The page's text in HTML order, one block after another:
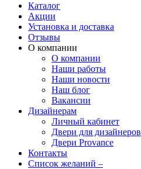
Каталог
Акции
Установка и доставка
Отзывы
О компании
О компании
Наши работы
Наши новости
Наш блог
Вакансии
Дизайнерам
Личный кабинет
Двери для дизайнеров
Двери Provance
Контакты
Список желаний –